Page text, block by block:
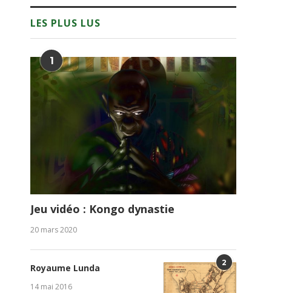
LES PLUS LUS
1
Jeu vidéo : Kongo dynastie
20 mars 2020
2
Royaume Lunda
14 mai 2016